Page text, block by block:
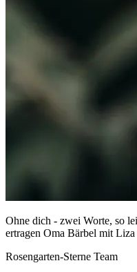
Ohne dich - zwei Worte, so
ertragen Oma Bärbel mit Liza
Rosengarten-Sterne Team